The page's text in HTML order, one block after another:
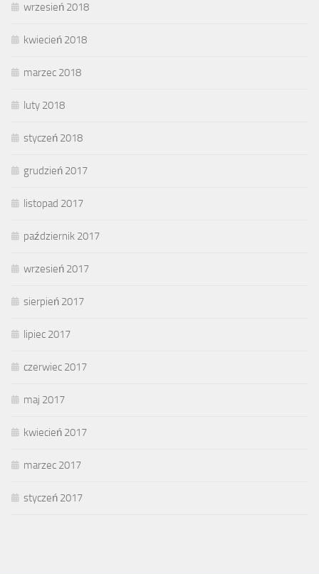
wrzesień 2018
kwiecień 2018
marzec 2018
luty 2018
styczeń 2018
grudzień 2017
listopad 2017
październik 2017
wrzesień 2017
sierpień 2017
lipiec 2017
czerwiec 2017
maj 2017
kwiecień 2017
marzec 2017
styczeń 2017